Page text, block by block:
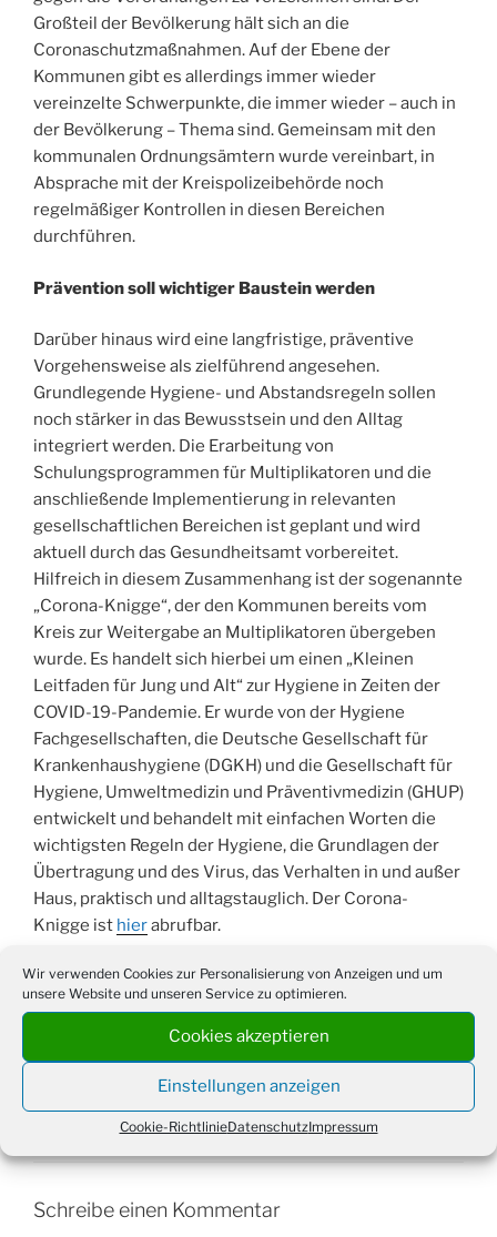
Wir verwenden Cookies zur Personalisierung von Anzeigen und um
unsere Website und unseren Service zu optimieren.
Cookies akzeptieren
Einstellungen anzeigen
Cookie-RichtlinieDatenschutzImpressum
Großteil der Bevölkerung hält sich an die
Coronaschutzmaßnahmen. Auf der Ebene der
Kommunen gibt es allerdings immer wieder
vereinzelte Schwerpunkte, die immer wieder – auch in
der Bevölkerung – Thema sind. Gemeinsam mit den
kommunalen Ordnungsämtern wurde vereinbart, in
Absprache mit der Kreispolizeibehörde noch
regelmäßiger Kontrollen in diesen Bereichen
durchführen.
Prävention soll wichtiger Baustein werden
Darüber hinaus wird eine langfristige, präventive
Vorgehensweise als zielführend angesehen.
Grundlegende Hygiene- und Abstandsregeln sollen
noch stärker in das Bewusstsein und den Alltag
integriert werden. Die Erarbeitung von
Schulungsprogrammen für Multiplikatoren und die
anschließende Implementierung in relevanten
gesellschaftlichen Bereichen ist geplant und wird
aktuell durch das Gesundheitsamt vorbereitet.
Hilfreich in diesem Zusammenhang ist der sogenannte
„Corona-Knigge“, der den Kommunen bereits vom
Kreis zur Weitergabe an Multiplikatoren übergeben
wurde. Es handelt sich hierbei um einen „Kleinen
Leitfaden für Jung und Alt“ zur Hygiene in Zeiten der
COVID-19-Pandemie. Er wurde von der Hygiene
Fachgesellschaften, die Deutsche Gesellschaft für
Krankenhaushygiene (DGKH) und die Gesellschaft für
Hygiene, Umweltmedizin und Präventivmedizin (GHUP)
entwickelt und behandelt mit einfachen Worten die
wichtigsten Regeln der Hygiene, die Grundlagen der
Übertragung und des Virus, das Verhalten in und außer
Haus, praktisch und alltagstauglich. Der Corona-
Knigge ist hierabrufbar.
Beitrag teilen:
AKTUELLES
Schreibe einen Kommentar